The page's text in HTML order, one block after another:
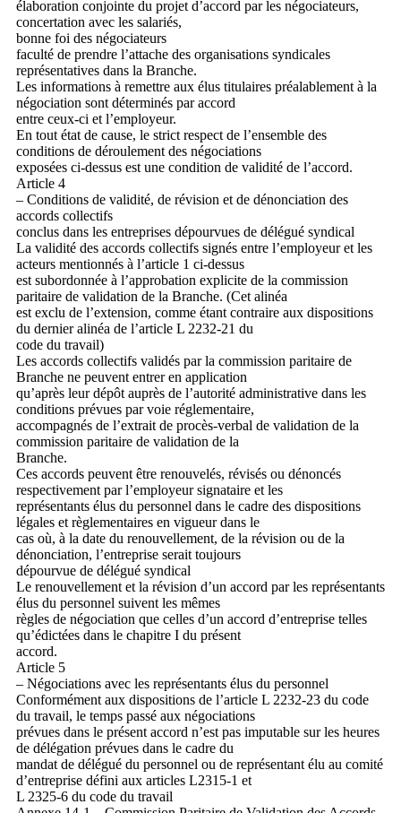
élaboration conjointe du projet d’accord par les négociateurs,
concertation avec les salariés,
bonne foi des négociateurs
faculté de prendre l’attache des organisations syndicales
représentatives dans la Branche.
Les informations à remettre aux élus titulaires préalablement à la
négociation sont déterminés par accord
entre ceux-ci et l’employeur.
En tout état de cause, le strict respect de l’ensemble des
conditions de déroulement des négociations
exposées ci-dessus est une condition de validité de l’accord.
Article 4
– Conditions de validité, de révision et de dénonciation des
accords collectifs
conclus dans les entreprises dépourvues de délégué syndical
La validité des accords collectifs signés entre l’employeur et les
acteurs mentionnés à l’article 1 ci-dessus
est subordonnée à l’approbation explicite de la commission
paritaire de validation de la Branche. (Cet alinéa
est exclu de l’extension, comme étant contraire aux dispositions
du dernier alinéa de l’article L 2232-21 du
code du travail)
Les accords collectifs validés par la commission paritaire de
Branche ne peuvent entrer en application
qu’après leur dépôt auprès de l’autorité administrative dans les
conditions prévues par voie réglementaire,
accompagnés de l’extrait de procès-verbal de validation de la
commission paritaire de validation de la
Branche.
Ces accords peuvent être renouvelés, révisés ou dénoncés
respectivement par l’employeur signataire et les
représentants élus du personnel dans le cadre des dispositions
légales et règlementaires en vigueur dans le
cas où, à la date du renouvellement, de la révision ou de la
dénonciation, l’entreprise serait toujours
dépourvue de délégué syndical
Le renouvellement et la révision d’un accord par les représentants
élus du personnel suivent les mêmes
règles de négociation que celles d’un accord d’entreprise telles
qu’édictées dans le chapitre I du présent
accord.
Article 5
– Négociations avec les représentants élus du personnel
Conformément aux dispositions de l’article L 2232-23 du code
du travail, le temps passé aux négociations
prévues dans le présent accord n’est pas imputable sur les heures
de délégation prévues dans le cadre du
mandat de délégué du personnel ou de représentant élu au comité
d’entreprise défini aux articles L2315-1 et
L 2325-6 du code du travail